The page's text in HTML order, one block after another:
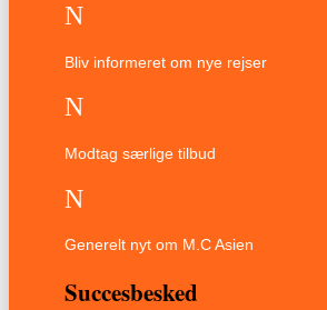
N
Bliv informeret om nye rejser
N
Modtag særlige tilbud
N
Generelt nyt om M.C Asien
Succesbesked